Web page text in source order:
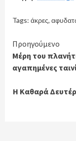
Tags: άκρες,
Continue
Reading
Προηγούμενο
Μέρη του
αγαπημένες
Η Καθαρά